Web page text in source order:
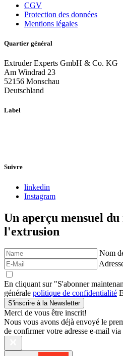
CGV
Protection des données
Mentions légales
Quartier général
Extruder Experts GmbH & Co. KG
Am Windrad 23
52156 Monschau
Deutschland
Label
Suivre
linkedin
Instagram
Un aperçu mensuel du
l'extrusion
Nom
En cliquant sur "S'abonner
générale politique de confidentialité
S'inscrire à la Newsletter
Merci de vous être inscrit!
Nous vous avons déjà envoyé le
de confirmer votre adresse e-mail